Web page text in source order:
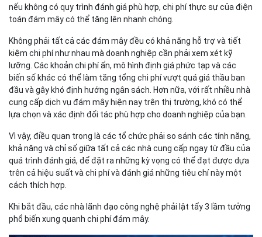
nếu không có quy trình đánh giá phù hợp, chi phí thực sự của điện
toán đám mây có thể tăng lên nhanh chóng.
Không phải tất cả các đám mây đều có khả năng hỗ trợ và tiết
kiệm chi phí như nhau mà doanh nghiệp cần phải xem xét kỹ
lưỡng. Các khoản chi phí ẩn, mô hình định giá phức tạp và các
biến số khác có thể làm tăng tổng chi phí vượt quá giá thầu ban
đầu và gây khó định hướng ngân sách. Hơn nữa, với rất nhiều nhà
cung cấp dịch vụ đám mây hiện nay trên thị trường, khó có thể
lựa chọn và xác định đối tác phù hợp cho doanh nghiệp của bạn.
Vì vậy, điều quan trọng là các tổ chức phải so sánh các tính năng,
khả năng và chỉ số giữa tất cả các nhà cung cấp ngay từ đầu của
quá trình đánh giá, để đặt ra những kỳ vọng có thể đạt được dựa
trên cả hiệu suất và chi phí và đánh giá những tiêu chí này một
cách thích hợp.
Khi bắt đầu, các nhà lãnh đạo công nghệ phải lật tẩy 3 lầm tưởng
phổ biến xung quanh chi phí đám mây.